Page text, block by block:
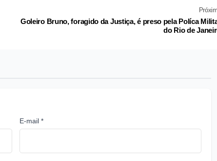
Goleiro Bruno, foragido da Justiça, é preso pela Políca
do Rio de
E-mail *